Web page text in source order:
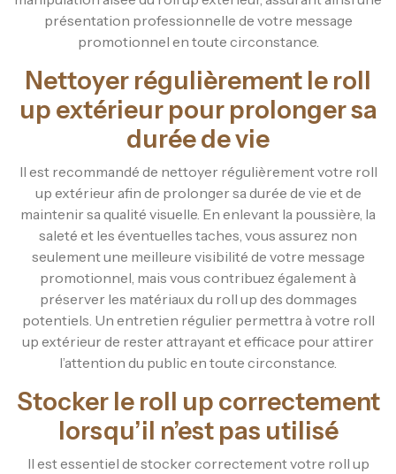
présentation professionnelle de votre message
promotionnel en toute circonstance.
Nettoyer régulièrement le roll
up extérieur pour prolonger sa
durée de vie
Il est recommandé de nettoyer régulièrement votre roll
up extérieur afin de prolonger sa durée de vie et de
maintenir sa qualité visuelle. En enlevant la poussière, la
saleté et les éventuelles taches, vous assurez non
seulement une meilleure visibilité de votre message
promotionnel, mais vous contribuez également à
préserver les matériaux du roll up des dommages
potentiels. Un entretien régulier permettra à votre roll
up extérieur de rester attrayant et efficace pour attirer
l’attention du public en toute circonstance.
Stocker le roll up correctement
lorsqu’il n’est pas utilisé
Il est essentiel de stocker correctement votre roll up